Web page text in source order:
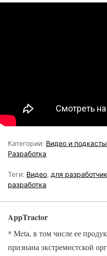
Категории: Видео и
Разработка
Теги: Видео, для
разработка
AppTractor
* Meta, в том числе ее
признана экстремистской